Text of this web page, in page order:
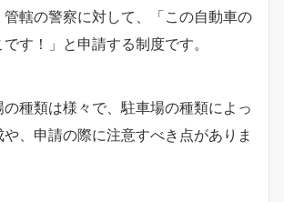
轄の警察に対して、「この自動車の
す！」と申請する制度です。
の種類は様々で、駐車場の種類によっ
、申請の際に注意すべき点がありま